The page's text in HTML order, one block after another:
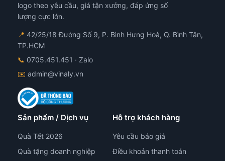
logo theo yêu cầu, giá tận xưởng, đáp ứng số
lượng cực lớn.
📍 42/25/18 Đường Số 9, P. Bình Hưng Hoà, Q. Bình Tân,
TP.HCM
📞 0705.451.451 · Zalo
✉️ admin@vinaly.vn
Sản phẩm / Dịch vụ
Quà Tết 2026
Quà tặng doanh nghiệp
Hỗ trợ khách hàng
Yêu cầu báo giá
Điều khoản thanh toán